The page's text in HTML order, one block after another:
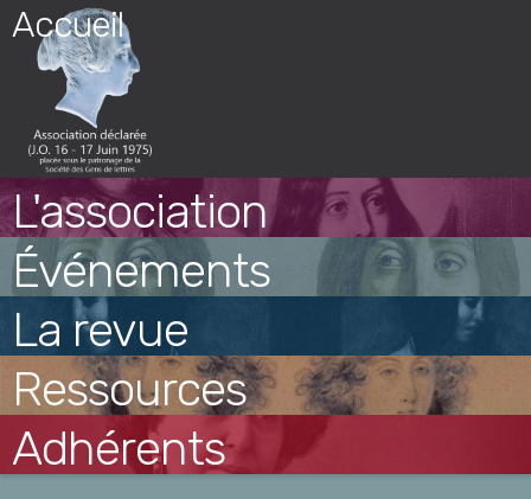
Skip
content
Accueil
L'association
Événements
La revue
Ressources
Adhérents